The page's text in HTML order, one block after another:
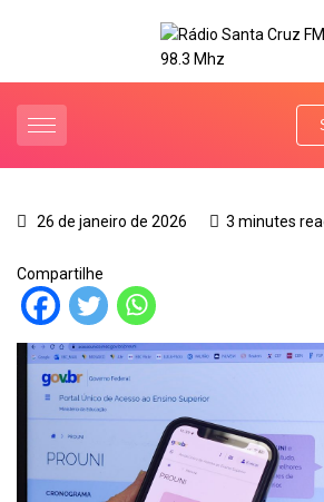
26 de janeiro de 2026 3 minutes
Compartilhe